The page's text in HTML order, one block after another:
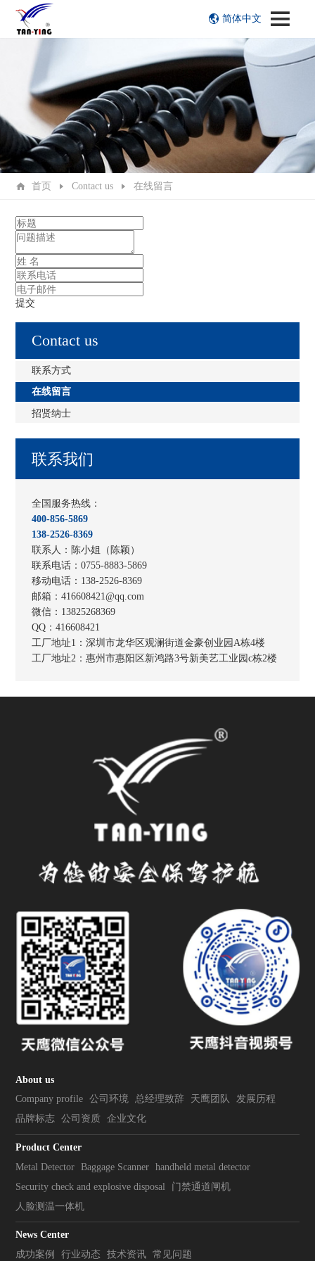
简体中文
首页 Contact us 在线留言
提交
Contact us
联系方式
在线留言
招贤纳士
联系我们
全国服务热线：
400-856-5869
138-2526-8369
联系人：陈小姐（陈颖）
联系电话：0755-8883-5869
移动电话：138-2526-8369
邮箱：416608421@qq.com
微信：13825268369
QQ：416608421
工厂地址1： 深圳市龙华区观澜街道金豪创业园A栋4楼
工厂地址2： 惠州市惠阳区新鸿路3号新美艺工业园c栋2楼
About us
Company profile 公司环境 总经理致辞 天鹰团队
发展历程
品牌标志 公司资质 企业文化
Product Center
Metal Detector Baggage Scanner handheld metal detector
Security check and explosive disposal
门禁通道闸机
人脸测温一体机
News Center
成功案例
行业动态 技术资讯 常见问题